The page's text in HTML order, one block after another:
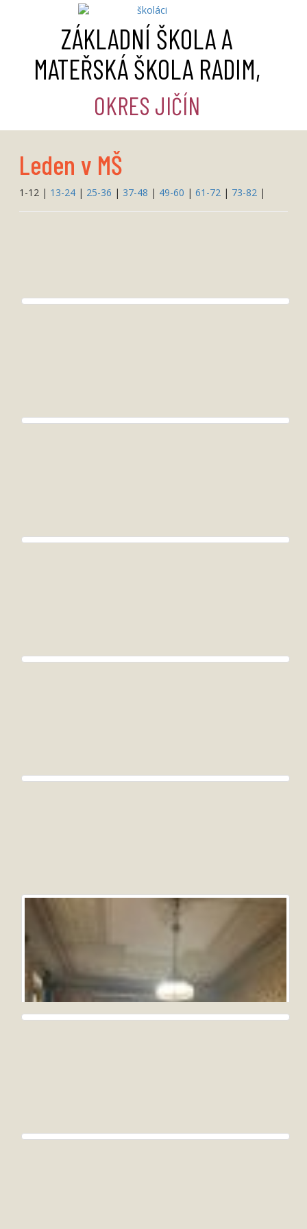
ZÁKLADNÍ ŠKOLA A
MATEŘSKÁ ŠKOLA RADIM,
OKRES JIČÍN
Leden v MŠ
1-12 | 13-24 | 25-36 | 37-48 | 49-60 | 61-72 | 73-82 |